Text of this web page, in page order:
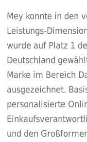
Mey konnte in den
Leistungs-
wurde auf Platz 1
Deutschland
Marke im Bereich
ausgezeichnet.
personalisierte
und den